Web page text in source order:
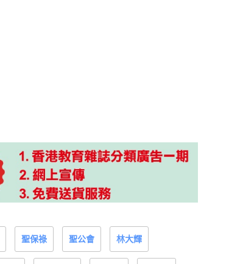
聖保祿 聖公會 林大輝